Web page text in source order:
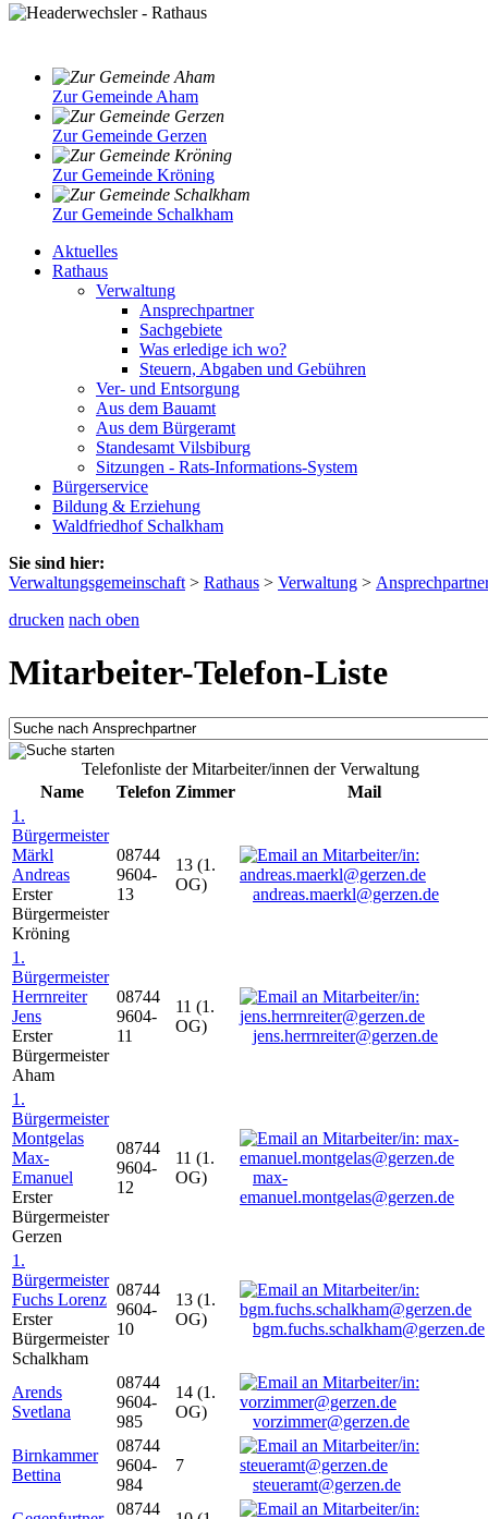
Zur Gemeinde Aham
Zur Gemeinde Gerzen
Zur Gemeinde Kröning
Zur Gemeinde Schalkham
Aktuelles
Rathaus
Verwaltung
Ansprechpartner
Sachgebiete
Was erledige ich wo?
Steuern, Abgaben und Gebühren
Ver- und Entsorgung
Aus dem Bauamt
Aus dem Bürgeramt
Standesamt Vilsbiburg
Sitzungen - Rats-Informations-System
Bürgerservice
Bildung & Erziehung
Waldfriedhof Schalkham
Sie sind hier:
Verwaltungsgemeinschaft > Rathaus > Verwaltung >
drucken nach oben
Mitarbeiter-Telefon-Liste
Telefonliste der Mitarbeiter/innen der Verwaltung
Name
Telefon Zimmer
Mail
1.
Bürgermeister
Märkl
Andreas
Erster
Bürgermeister
Kröning
08744
9604-
13
13 (1.
OG)
andreas.maerkl@gerzen.de
1.
Bürgermeister
Herrnreiter
Jens
Erster
Bürgermeister
Aham
08744
9604-
11
11 (1.
OG)
jens.herrnreiter@gerzen.de
1.
Bürgermeister
Montgelas
Max-
Emanuel
Erster
Bürgermeister
Gerzen
08744
9604-
12
11 (1.
OG)
max-
emanuel.montgelas@gerzen.de
1.
Bürgermeister
Fuchs Lorenz
Erster
Bürgermeister
Schalkham
08744
9604-
10
13 (1.
OG)
bgm.fuchs.schalkham@gerzen.de
Arends
Svetlana
08744
9604-
985
14 (1.
OG)
vorzimmer@gerzen.de
Birnkammer
Bettina
08744
9604-
984
7
steueramt@gerzen.de
08744